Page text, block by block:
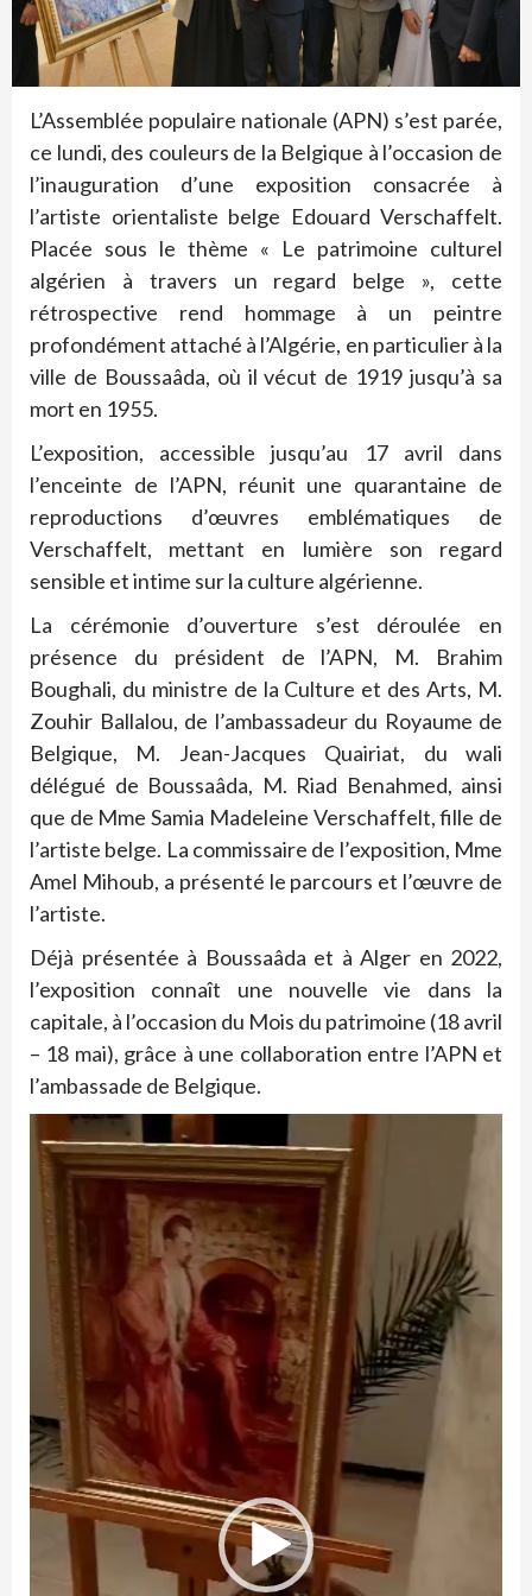
L’Assemblée populaire nationale (APN) s’est parée,
ce lundi, des couleurs de la Belgique à l’occasion de
l’inauguration d’une exposition consacrée à
l’artiste orientaliste belge Edouard Verschaffelt.
Placée sous le thème « Le patrimoine culturel
algérien à travers un regard belge », cette
rétrospective rend hommage à un peintre
profondément attaché à l’Algérie, en particulier à la
ville de Boussaâda, où il vécut de 1919 jusqu’à sa
mort en 1955.
L’exposition, accessible jusqu’au 17 avril dans
l’enceinte de l’APN, réunit une quarantaine de
reproductions d’œuvres emblématiques de
Verschaffelt, mettant en lumière son regard
sensible et intime sur la culture algérienne.
La cérémonie d’ouverture s’est déroulée en
présence du président de l’APN, M. Brahim
Boughali, du ministre de la Culture et des Arts, M.
Zouhir Ballalou, de l’ambassadeur du Royaume de
Belgique, M. Jean-Jacques Quairiat, du wali
délégué de Boussaâda, M. Riad Benahmed, ainsi
que de Mme Samia Madeleine Verschaffelt, fille de
l’artiste belge. La commissaire de l’exposition, Mme
Amel Mihoub, a présenté le parcours et l’œuvre de
l’artiste.
Déjà présentée à Boussaâda et à Alger en 2022,
l’exposition connaît une nouvelle vie dans la
capitale, à l’occasion du Mois du patrimoine (18 avril
– 18 mai), grâce à une collaboration entre l’APN et
l’ambassade de Belgique.
Lecteur
vidéo